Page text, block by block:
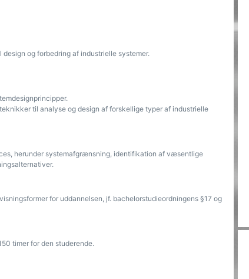
og forbedring af industrielle systemer.
til analyse og design af forskellige typer af industrielle
herunder systemafgrænsning, identifikation af væsentlige
for uddannelsen, jf. bachelorstudieordningens §17 og
timer for den studerende.